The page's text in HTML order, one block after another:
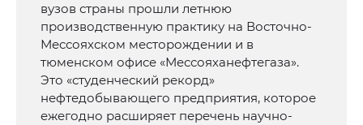
вузов страны прошли летнюю
производственную практику на Восточно-
Мессояхском месторождении и в
тюменском офисе «Мессояханефтегаза».
Это «студенческий рекорд»
нефтедобывающего предприятия, которое
ежегодно расширяет перечень научно-